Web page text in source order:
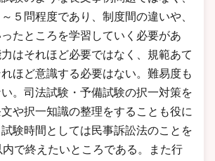
５問程度であり、制度間の違いや、
たところを学習していく必要があ
はそれほど必要ではなく、規範あて
ほど意識する必要はない。難易度も
。司法試験・予備試験の択一対策を
や択一知識の整理をすることも役に
験時間としては民事訴訟法のことを
で終えたいところである。また行